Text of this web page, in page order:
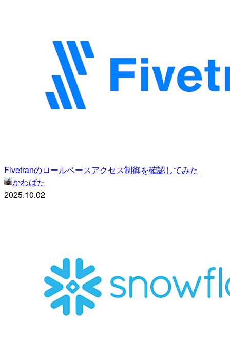
Fivetranのロールベースアクセス制御を確認してみた
かわばた
2025.10.02